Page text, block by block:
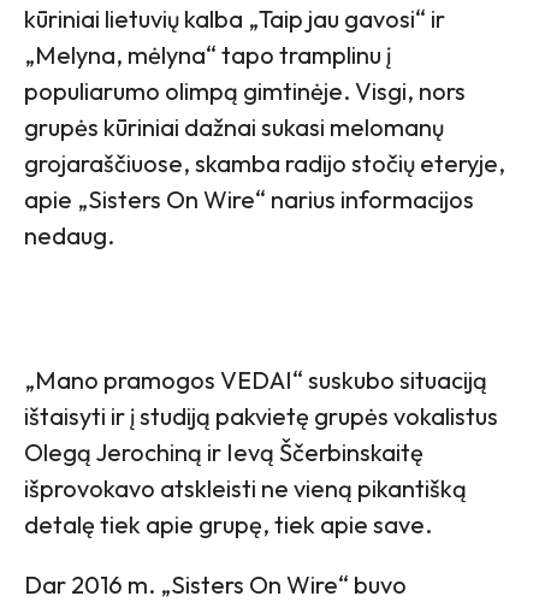
kūriniai lietuvių kalba „Taip jau gavosi“ ir
„Melyna, mėlyna“ tapo tramplinu į
populiarumo olimpą gimtinėje. Visgi, nors
grupės kūriniai dažnai sukasi melomanų
grojaraščiuose, skamba radijo stočių eteryje,
apie „Sisters On Wire“ narius informacijos
nedaug.
„Mano pramogos VEDAI“ suskubo situaciją
ištaisyti ir į studiją pakvietę grupės vokalistus
Olegą Jerochiną ir Ievą Ščerbinskaitę
išprovokavo atskleisti ne vieną pikantišką
detalę tiek apie grupę, tiek apie save.
Dar 2016 m. „Sisters On Wire“ buvo